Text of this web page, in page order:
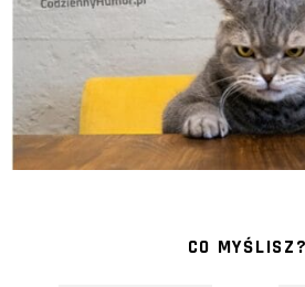
CO MYŚLISZ?